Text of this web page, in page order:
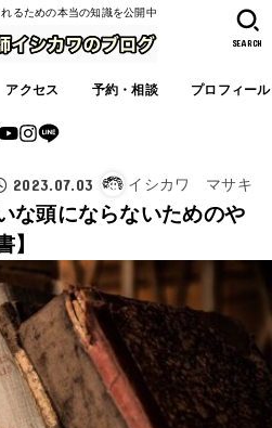
るための本当の知識を公開中
アクセス 予約・相談 プロフィール
SEARCH
2023.07.03 イシカワ マサキ
な頭にならないためのや
】